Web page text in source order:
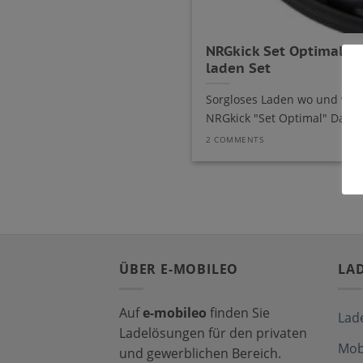
NRGkick Set Optimal:
laden Set
Sorgloses Laden wo und
NRGkick "Set Optimal" Das
2 COMMENTS
ÜBER E-MOBILEO
Aufe-mobileo finden Sie
Ladelösungen für den privaten
und gewerblichen Bereich.